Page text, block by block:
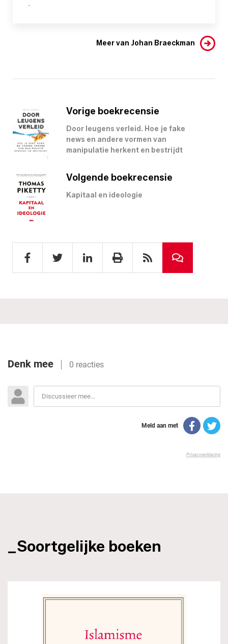
-
Meer van Johan Braeckman
Vorige boekrecensie
Door leugens verleid. Hoe je fake
news en andere vormen van
manipulatie herkent en bestrijdt
Volgende boekrecensie
Kapitaal en ideologie
_Soortgelijke boeken